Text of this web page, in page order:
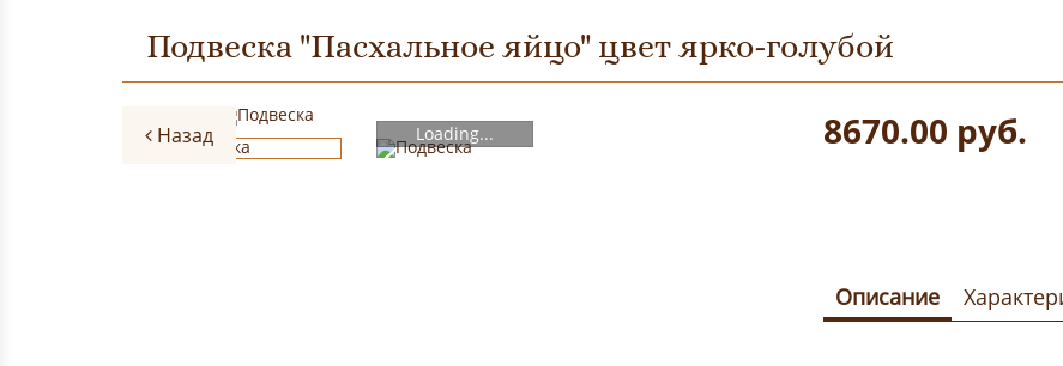
Подвеска "Пасхальное яйцо" цвет ярко-голубой
Loading...
Назад 8670.00 руб.
Описание